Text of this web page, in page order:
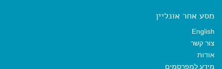
מסע אחר אונליין
English
צור קשר
אודות
מידע למפרסמים